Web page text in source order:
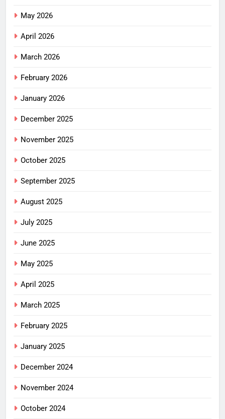
May 2026
April 2026
March 2026
February 2026
January 2026
December 2025
November 2025
October 2025
September 2025
August 2025
July 2025
June 2025
May 2025
April 2025
March 2025
February 2025
January 2025
December 2024
November 2024
October 2024